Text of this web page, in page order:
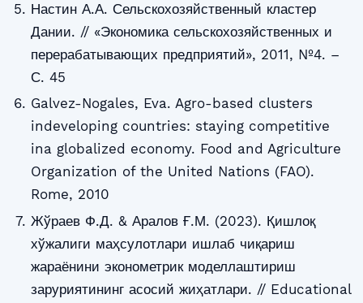
Настин А.А. Сельскохозяйственный кластер
Дании. // «Экономика сельскохозяйственных и
перерабатывающих предприятий», 2011, №4. –
С. 45
Galvez-Nogales, Eva. Agro-based clusters
indeveloping countries: staying competitive
ina globalized economy. Food and Agriculture
Organization of the United Nations (FAO).
Rome, 2010
Жўраев Ф.Д. & Аралов Ғ.М. (2023). Қишлоқ
хўжалиги маҳсулотлари ишлаб чиқариш
жараёнини эконометрик моделлаштириш
заруриятининг асосий жиҳатлари. // Educational